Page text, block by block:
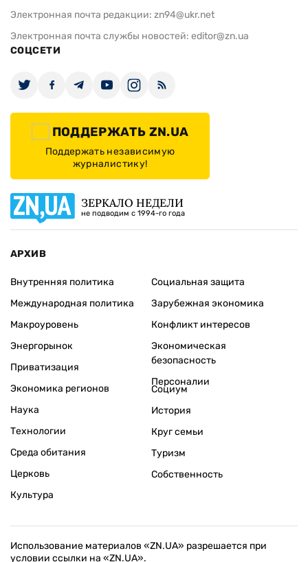
Электронная почта редакции: zn94@ukr.net
Электронная почта службы новостей: editor@zn.ua
СОЦСЕТИ
ПОДДЕРЖАТЬ ZN.UA
Поддержать независимую
журналистику!
ЗЕРКАЛО НЕДЕЛИ
не подводим с 1994-го года
АРХИВ
Внутренняя политика
Международная политика
Макроуровень
Энергорынок
Приватизация
Экономика регионов
Социальная защита
Зарубежная экономика
Конфликт интересов
Экономическая
безопасность
Персоналии
Наука
Технологии
Среда обитания
Церковь
Культура
Социум
История
Круг семьи
Туризм
Собственность
Использование материалов «ZN.UA» разрешается при
условии ссылки на «ZN.UA».